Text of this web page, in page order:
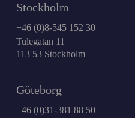
Stockholm
+46 (0)8-545 152 30
Tulegatan 11
113 53 Stockholm
Göteborg
+46 (0)31-381 88 50